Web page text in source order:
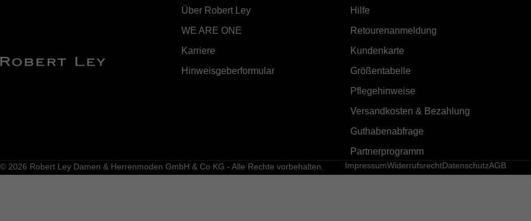
Über Robert Ley
WE ARE ONE
Karriere
Hinweisgeberformular
Hilfe
Retourenanmeldung
Kundenkarte
Größentabelle
Pflegehinweise
Versandkosten & Bezahlung
Guthabenabfrage
Partnerprogramm
© 2026 Robert Ley Damen & Herrenmoden GmbH & Co KG - Alle Rechte vorbehalten. ImpressumWiderrufsrechtDatenschutzAGB